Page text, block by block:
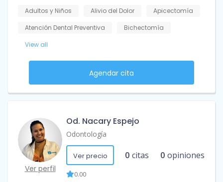
Adultos y Niños Alivio del Dolor
Apicectomía
Atención Dental Preventiva
Bichectomía
View all
Agendar cita
Ver perfil
Od. Nacary Espejo
Odontología
Ver precio 0 citas 0 opiniones
0.00